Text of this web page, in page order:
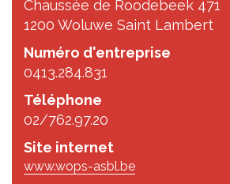
Chaussée de Roodebeek 471
1200 Woluwe Saint Lambert
Numéro d'entreprise
0413.284.831
Téléphone
02/762.97.20
Site internet
www.wops-asbl.be